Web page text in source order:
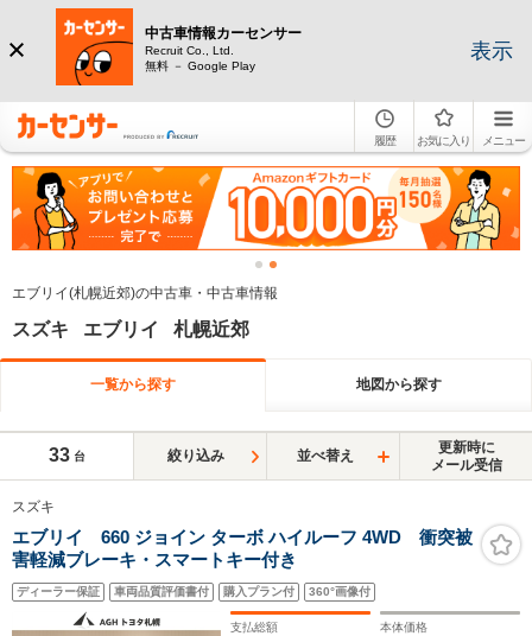
中古車情報カーセンサー
Recruit Co., Ltd.
無料 － Google Play
表示
履歴 お気に入り メニュー
エブリイ(札幌近郊)の中古車・中古車情報
スズキ エブリイ 札幌近郊
一覧から探す 地図から探す
33 台 絞り込み 並べ替え
更新時に
メール受信
スズキ
エブリイ 660 ジョイン ターボ ハイルーフ 4WD 衝突被
害軽減ブレーキ・スマートキー付き
ディーラー保証 車両品質評価書付 購入プラン付 360°画像付
支払総額 本体価格